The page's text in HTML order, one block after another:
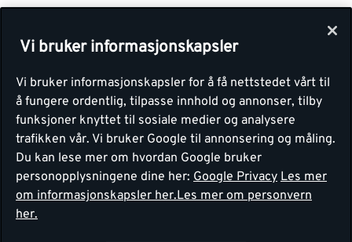
Vi bruker informasjonskapsler
Vi bruker informasjonskapsler for å få nettstedet vårt til
å fungere ordentlig, tilpasse innhold og annonser, tilby
funksjoner knyttet til sosiale medier og analysere
trafikken vår. Vi bruker Google til annonsering og måling.
Du kan lese mer om hvordan Google bruker
personopplysningene dine her: Google Privacy Les mer
om informasjonskapsler her.Les mer om personvern
her.